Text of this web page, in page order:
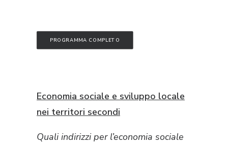
PROGRAMMA COMPLETO
Economia sociale e sviluppo locale
nei territori secondi
Quali indirizzi per l’economia sociale